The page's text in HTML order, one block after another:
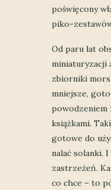
poświęcony
piko-
Od paru lat
miniaturyzacji
zbiorniki
mniejsze,
powodzeniem
książkami.
gotowe do
nalać solanki.
zastrzeżeń.
co chce – to